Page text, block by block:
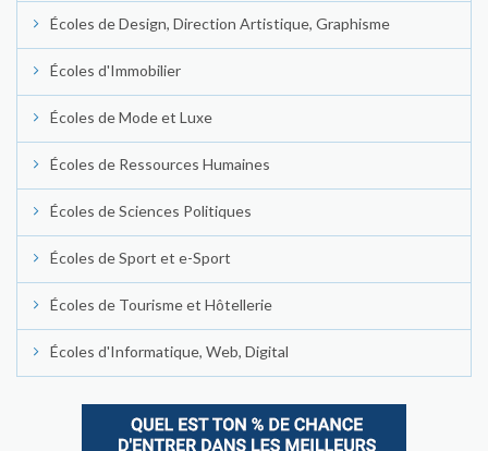
Écoles de Design, Direction Artistique, Graphisme
Écoles d'Immobilier
Écoles de Mode et Luxe
Écoles de Ressources Humaines
Écoles de Sciences Politiques
Écoles de Sport et e-Sport
Écoles de Tourisme et Hôtellerie
Écoles d'Informatique, Web, Digital